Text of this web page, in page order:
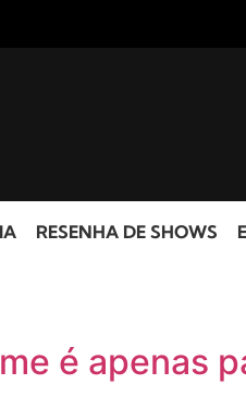
RESENHA DE SHOWS
é apenas